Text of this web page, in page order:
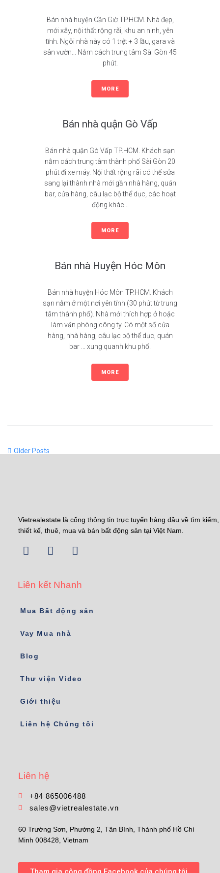
Bán nhà huyện Cần Giờ TP.HCM. Nhà đẹp,
mới xây, nội thất rộng rãi, khu an ninh, yên
tĩnh. Ngôi nhà này có 1 trệt + 3 lầu, gara và
sân vườn... Nằm cách trung tâm Sài Gòn 45
phút.
MORE
Bán nhà quận Gò Vấp
Bán nhà quận Gò Vấp TP.HCM. Khách sạn
nằm cách trung tâm thành phố Sài Gòn 20
phút đi xe máy. Nội thất rộng rãi có thể sửa
sang lại thành nhà mới gần nhà hàng, quán
bar, cửa hàng, câu lạc bộ thể dục, các hoạt
động khác...
MORE
Bán nhà Huyện Hóc Môn
Bán nhà huyện Hóc Môn TP.HCM. Khách
sạn nằm ở một nơi yên tĩnh (30 phút từ trung
tâm thành phố). Nhà mới thích hợp ở hoặc
làm văn phòng công ty. Có một số cửa
hàng, nhà hàng, câu lạc bộ thể dục, quán
bar ... xung quanh khu phố.
MORE
Older Posts
Vietrealestate là cổng thông tin trực tuyến hàng đầu về tìm kiếm,
thiết kế, thuê, mua và bán bất động sản tại Việt Nam.
Liên kết Nhanh
Mua Bất động sản
Vay Mua nhà
Blog
Thư viện Video
Giới thiệu
Liên hệ Chúng tôi
Liên hệ
+84 865006488
sales@vietrealestate.vn
60 Trường Sơn, Phường 2, Tân Bình, Thành phố Hồ Chí
Minh 008428, Vietnam